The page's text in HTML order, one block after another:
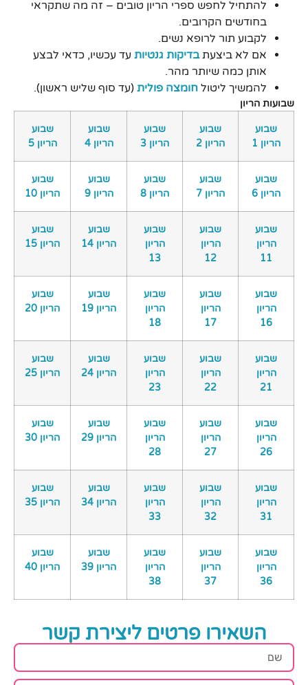
להתחיל לחפש ספרי הריון טובים – זה מה שתקראי
בחודשים הקרובים.
לקבוע תור לרופא נשים.
אם לא ביצעתבדיקות גנטיות עד עכשיו, כדאי לבצע
אותן כמה שיותר מהר.
להמשיך ליטול חומצה פולית (עד סוף שליש ראשון).
שבועות הריון
שבוע
הריון 1
שבוע
הריון 2
שבוע
הריון 3
שבוע
הריון 4
שבוע
הריון 5
שבוע
הריון 6
שבוע
הריון 7
שבוע
הריון 8
שבוע
הריון 9
שבוע
הריון 10
שבוע
הריון
11
שבוע
הריון
12
שבוע
הריון
13
שבוע
הריון 14
שבוע
הריון 15
שבוע
הריון
16
שבוע
הריון
17
שבוע
הריון
18
שבוע
הריון 19
שבוע
הריון 20
שבוע
הריון
21
שבוע
הריון
22
שבוע
הריון
23
שבוע
הריון 24
שבוע
הריון 25
שבוע
הריון
26
שבוע
הריון
27
שבוע
הריון
28
שבוע
הריון 29
שבוע
הריון 30
שבוע
הריון
31
שבוע
הריון
32
שבוע
הריון
33
שבוע
הריון 34
שבוע
הריון 35
שבוע
הריון
36
שבוע
הריון
37
שבוע
הריון
38
שבוע
הריון 39
שבוע
הריון 40
השאירו פרטים ליצירת קשר